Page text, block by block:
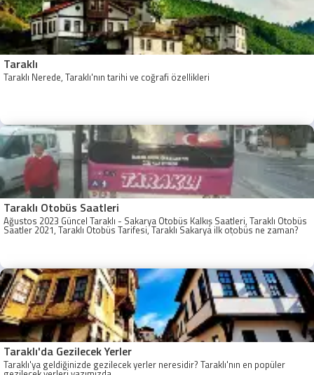
Taraklı
Taraklı Nerede, Taraklı'nın tarihi ve coğrafi özellikleri
Taraklı Otobüs Saatleri
Ağustos 2023 Güncel Taraklı - Sakarya Otobüs Kalkış Saatleri, Taraklı Otobüs
Saatler 2021, Taraklı Otobüs Tarifesi, Taraklı Sakarya ilk otobüs ne zaman?
Taraklı - Sakarya Son Otobüs Ne zaman? Sakarya Taraklı İlk Otobüs Ne
Taraklı'da Gezilecek Yerler
Taraklı'ya geldiğinizde gezilecek yerler neresidir? Taraklı'nın en popüler